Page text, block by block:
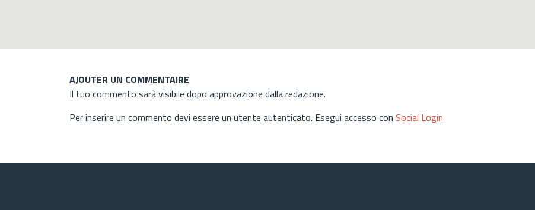
AJOUTER UN COMMENTAIRE
Il tuo commento sarà visibile dopo approvazione dalla redazione.
Per inserire un commento devi essere un utente autenticato. Esegui accesso con Social Login